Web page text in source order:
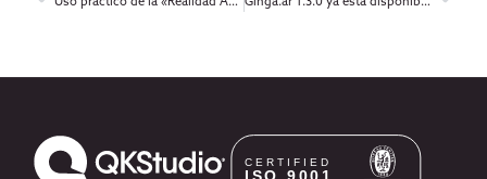
Uso práctico de la «Realidad Aumentada» en embalajes de correo Ginga.ar 1.3.0 ya está disponible!